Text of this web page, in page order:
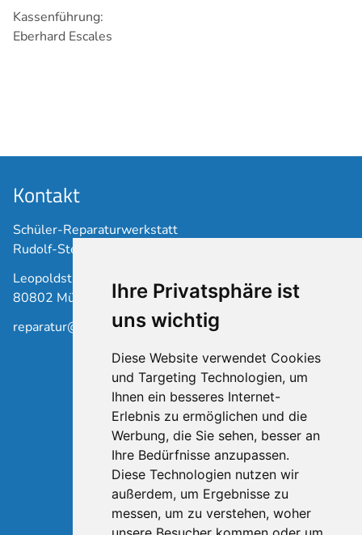
Ihre Privatsphäre ist
uns wichtig
Diese Website verwendet Cookies
und Targeting Technologien, um
Ihnen ein besseres Internet-
Erlebnis zu ermöglichen und die
Werbung, die Sie sehen, besser an
Ihre Bedürfnisse anzupassen.
Diese Technologien nutzen wir
außerdem, um Ergebnisse zu
messen, um zu verstehen, woher
Kassenführung:
Eberhard Escales
Kontakt
Schüler-Reparaturwerkstatt
Rudolf-Steiner-Schule Schwabing
Leopoldstraße 17
80802 München
reparatur@waldorfschule-schwabing.de